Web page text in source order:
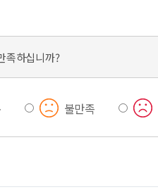
족하십니까?
불만족